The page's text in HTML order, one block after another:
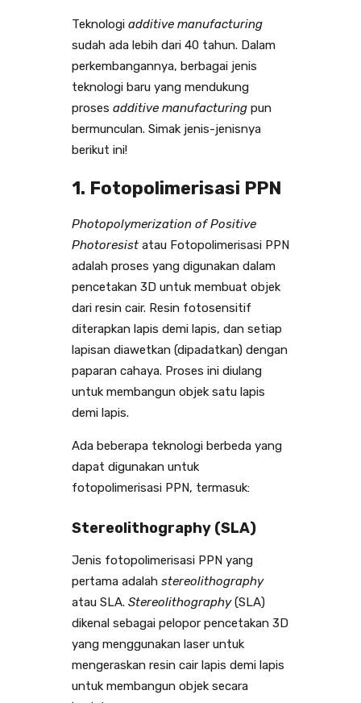
Teknologi additive manufacturing
sudah ada lebih dari 40 tahun. Dalam
perkembangannya, berbagai jenis
teknologi baru yang mendukung
proses additive manufacturing pun
bermunculan. Simak jenis-jenisnya
berikut ini!
1. Fotopolimerisasi PPN
Photopolymerization of Positive
Photoresist atau Fotopolimerisasi PPN
adalah proses yang digunakan dalam
pencetakan 3D untuk membuat objek
dari resin cair. Resin fotosensitif
diterapkan lapis demi lapis, dan setiap
lapisan diawetkan (dipadatkan) dengan
paparan cahaya. Proses ini diulang
untuk membangun objek satu lapis
demi lapis.
Ada beberapa teknologi berbeda yang
dapat digunakan untuk
fotopolimerisasi PPN, termasuk:
Stereolithography (SLA)
Jenis fotopolimerisasi PPN yang
pertama adalah stereolithography
atau SLA. Stereolithography(SLA)
dikenal sebagai pelopor pencetakan 3D
yang menggunakan laser untuk
mengeraskan resin cair lapis demi lapis
untuk membangun objek secara